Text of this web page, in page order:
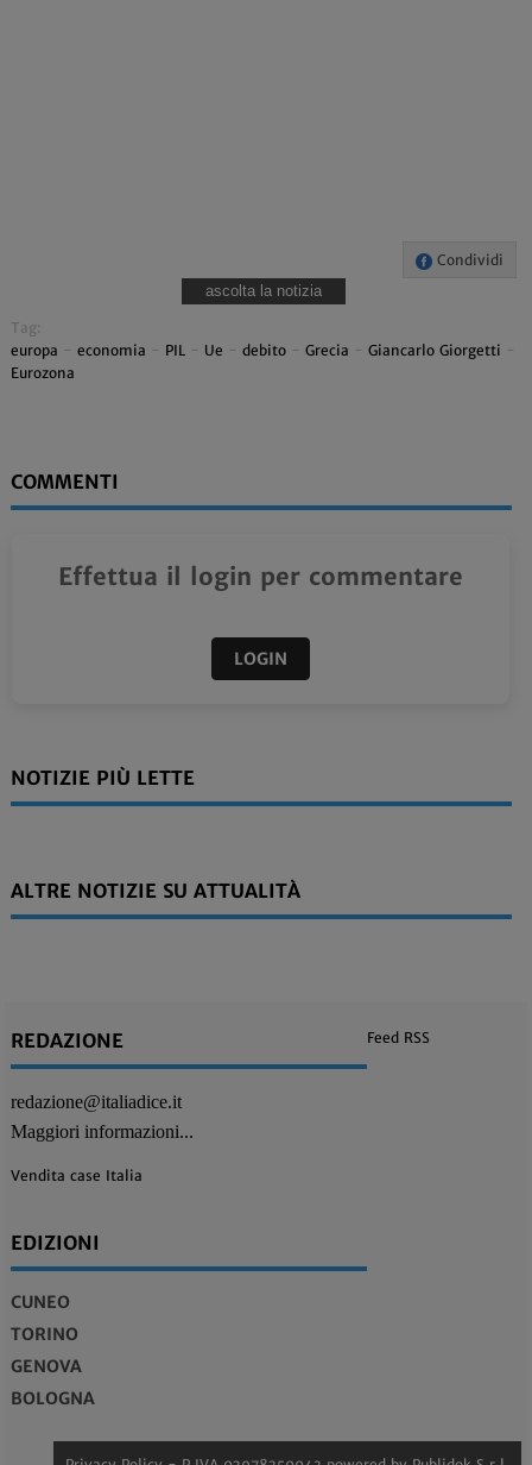
Condividi
ascolta la notizia
Tag:
europa - economia - PIL- Ue - debito- Grecia - Giancarlo Giorgetti -
Eurozona
COMMENTI
Effettua il login per commentare
LOGIN
NOTIZIE PIÙ LETTE
ALTRE NOTIZIE SU ATTUALITÀ
REDAZIONE
redazione@italiadice.it
Maggiori informazioni...
Vendita case Italia
EDIZIONI
CUNEO
TORINO
GENOVA
BOLOGNA
Feed RSS